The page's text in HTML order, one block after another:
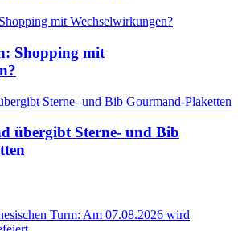
Shopping mit
übergibt Sterne- und Bib